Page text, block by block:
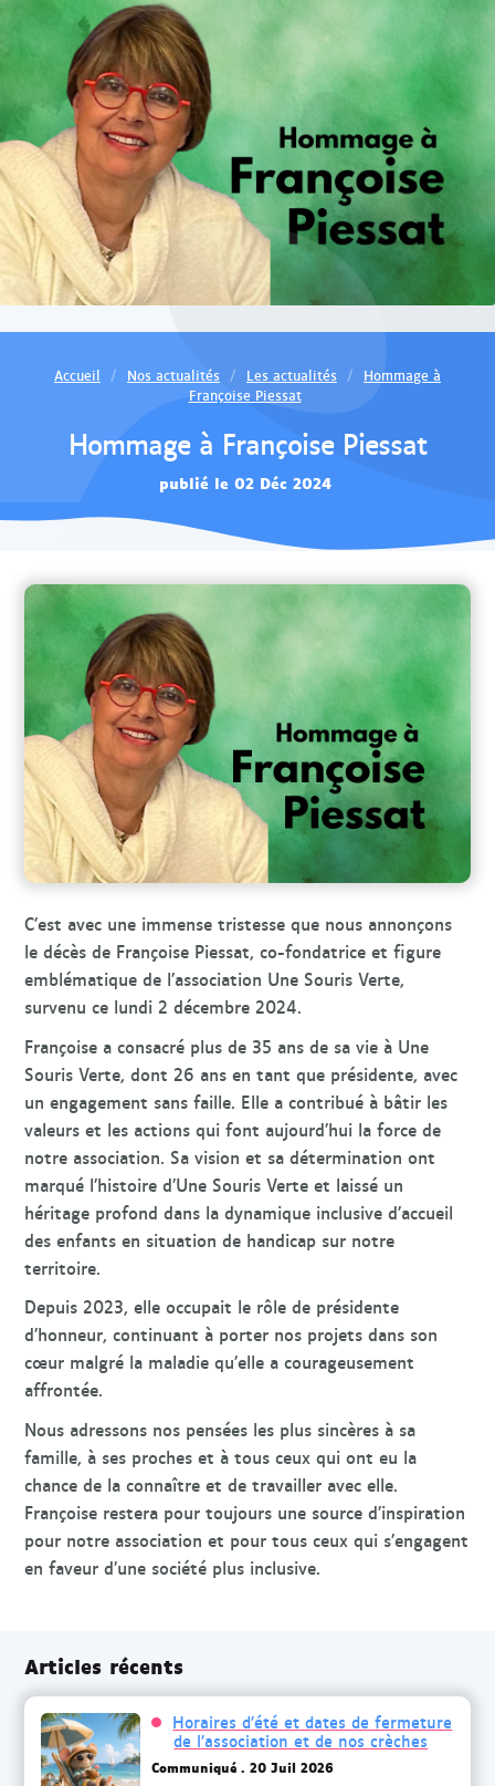
Accueil Nos actualités Les actualités
Hommage à
Françoise Piessat
Hommage à Françoise Piessat
publié le 02 Déc 2024
C’est avec une immense tristesse que nous annonçons
le décès de Françoise Piessat, co-fondatrice et figure
emblématique de l’association Une Souris Verte,
survenu ce lundi 2 décembre 2024.
Françoise a consacré plus de 35 ans de sa vie à Une
Souris Verte, dont 26 ans en tant que présidente, avec
un engagement sans faille. Elle a contribué à bâtir les
valeurs et les actions qui font aujourd’hui la force de
notre association. Sa vision et sa détermination ont
marqué l’histoire d’Une Souris Verte et laissé un
héritage profond dans la dynamique inclusive d’accueil
des enfants en situation de handicap sur notre
territoire.
Depuis 2023, elle occupait le rôle de présidente
d’honneur, continuant à porter nos projets dans son
cœur malgré la maladie qu’elle a courageusement
affrontée.
Nous adressons nos pensées les plus sincères à sa
famille, à ses proches et à tous ceux qui ont eu la
chance de la connaître et de travailler avec elle.
Françoise restera pour toujours une source d’inspiration
pour notre association et pour tous ceux qui s’engagent
en faveur d’une société plus inclusive.
Articles récents
Horaires d’été et dates de fermeture
de l’association et de nos crèches
Communiqué 20 Juil 2026